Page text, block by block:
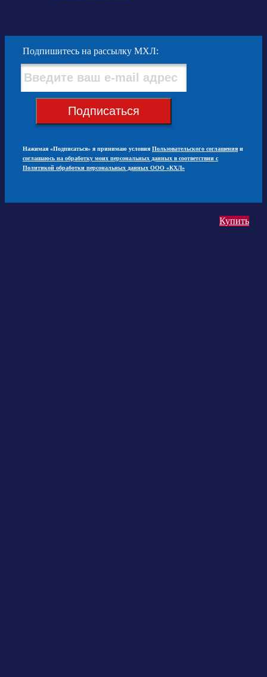
Купить
Подпишитесь на рассылку МХЛ:
Подписаться
Нажимая «Подписаться» я принимаю условия Пользовательского соглашения и
соглашаюсь на обработку моих персональных данных в соответствии с
Политикой обработки персональных данных ООО «КХЛ»